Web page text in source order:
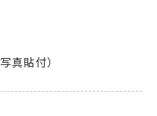
真貼付）